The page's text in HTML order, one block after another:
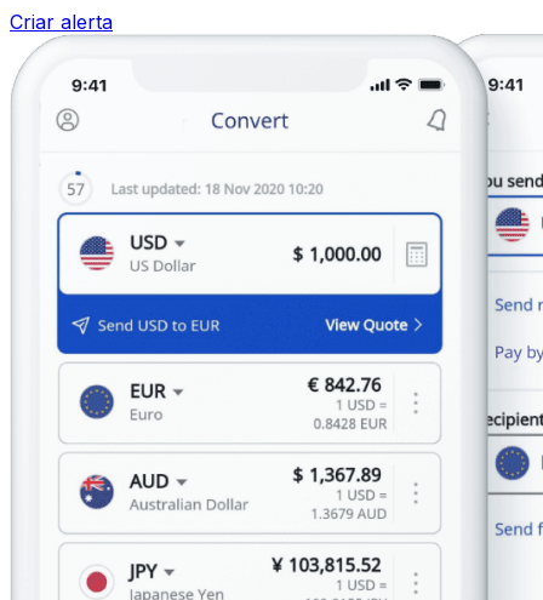
Criar alerta